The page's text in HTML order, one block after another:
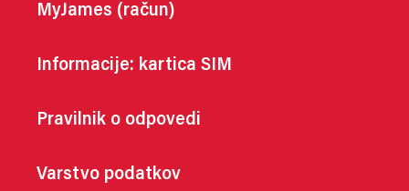
MyJames (račun)
Informacije: kartica SIM
Pravilnik o odpovedi
Varstvo podatkov